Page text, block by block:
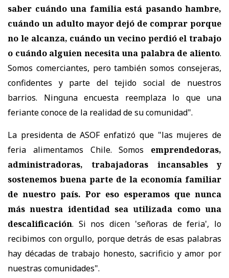
saber cuándo una familia está pasando hambre,
cuándo un adulto mayor dejó de comprar porque
no le alcanza, cuándo un vecino perdió el trabajo
o cuándo alguien necesita una palabra de aliento.
Somos comerciantes, pero también somos consejeras,
confidentes y parte del tejido social de nuestros
barrios. Ninguna encuesta reemplaza lo que una
feriante conoce de la realidad de su comunidad".
La presidenta de ASOF enfatizó que "las mujeres de
feria alimentamos Chile. Somos emprendedoras,
administradoras, trabajadoras incansables y
sostenemos buena parte de la economía familiar
de nuestro país. Por eso esperamos que nunca
más nuestra identidad sea utilizada como una
descalificación. Si nos dicen 'señoras de feria', lo
recibimos con orgullo, porque detrás de esas palabras
hay décadas de trabajo honesto, sacrificio y amor por
nuestras comunidades".